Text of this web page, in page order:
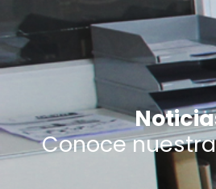
Conoce